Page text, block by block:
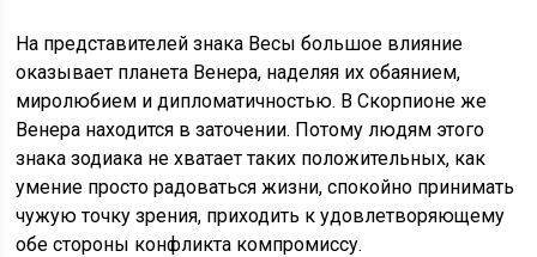
На представителей знака Весы большое влияние
оказывает планета Венера, наделяя их обаянием,
миролюбием и дипломатичностью. В Скорпионе же
Венера находится в заточении. Потому людям этого
знака зодиака не хватает таких положительных, как
умение просто радоваться жизни, спокойно принимать
чужую точку зрения, приходить к удовлетворяющему
обе стороны конфликта компромиссу.